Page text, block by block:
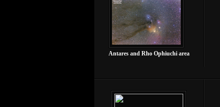
Antares and Rho Ophiuchi area